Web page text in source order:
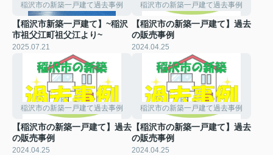
稲沢市の新築一戸建て過去事例
【稲沢市新築一戸建て】~稲沢
市祖父江町祖父江より~
2025.07.21
稲沢市の新築一戸建て過去事例
【稲沢市の新築一戸建て】過去
の販売事例
2024.04.25
稲沢市の新築一戸建て過去事例
【稲沢市の新築一戸建て】過去
の販売事例
2024.04.25
稲沢市の新築一戸建て過去事例
【稲沢市の新築一戸建て】過去
の販売事例
2024.04.25